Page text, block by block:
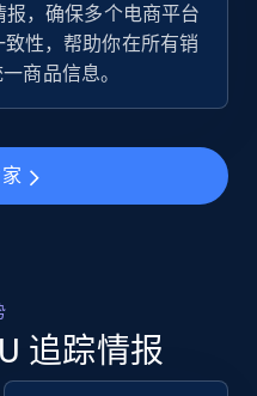
by shop url
Currency, Initial
Detailed
policy, and more.
报，确保多个电商平台
致性，帮助你在所有销
商品信息。
追踪情报